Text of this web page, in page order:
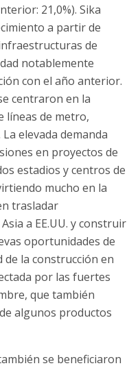
21,0%). Sika
a partir de
de
notablemente
con el año anterior.
centraron en la
líneas de metro,
elevada demanda
en proyectos de
estadios y centros de
mucho en la
trasladar
a EE.UU. y construir
oportunidades de
de la construcción en
por las fuertes
que también
algunos productos
se beneficiaron